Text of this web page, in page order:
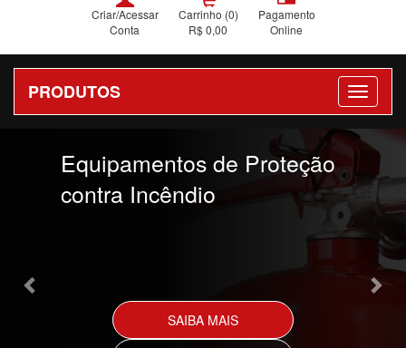
Criar/Acessar
Conta
Carrinho (0)
R$ 0,00
Pagamento
Online
PRODUTOS
Equipamentos de Proteção
contra Incêndio
SAIBA MAIS